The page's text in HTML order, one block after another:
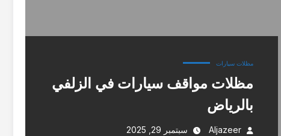
مظلات سيارات
مظلات مواقف سيارات في الزلفي
بالرياض
Aljazeer سبتمبر 29, 2025